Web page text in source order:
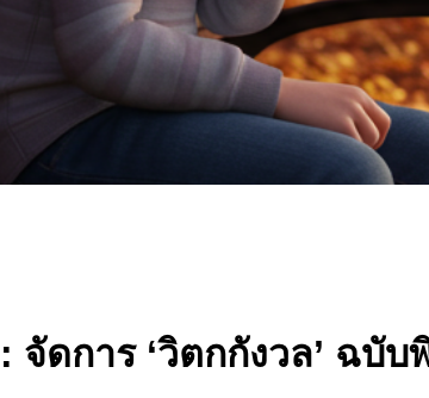
จัดการ ‘วิตกกังวล’ ฉบับ